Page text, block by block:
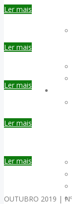
Ler mais
Ler mais
Ler mais
Ler mais
Ler mais
OUTUBRO 2019 |